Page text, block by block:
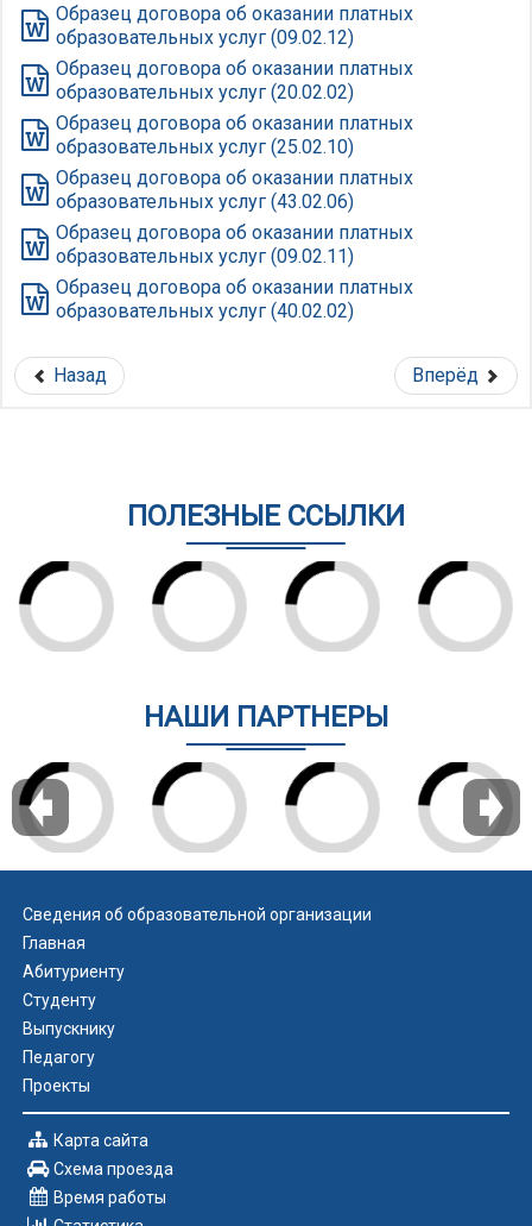
Образец договора об оказании платных
образовательных услуг (09.02.12)
Образец договора об оказании платных
образовательных услуг (20.02.02)
Образец договора об оказании платных
образовательных услуг (25.02.10)
Образец договора об оказании платных
образовательных услуг (43.02.06)
Образец договора об оказании платных
образовательных услуг (09.02.11)
Образец договора об оказании платных
образовательных услуг (40.02.02)
Назад Вперёд
ПОЛЕЗНЫЕ ССЫЛКИ
НАШИ ПАРТНЕРЫ
Сведения об образовательной организации
Главная
Абитуриенту
Студенту
Выпускнику
Педагогу
Проекты
Карта сайта
Схема проезда
Время работы